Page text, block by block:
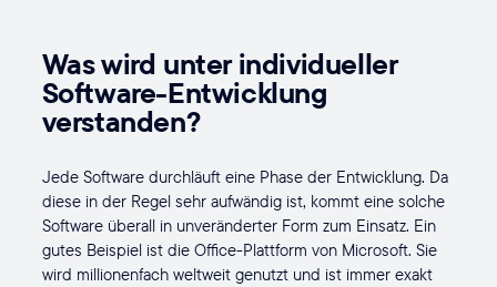
Was wird unter individueller
Software-Entwicklung
verstanden?
Jede Software durchläuft eine Phase der Entwicklung. Da
diese in der Regel sehr aufwändig ist, kommt eine solche
Software überall in unveränderter Form zum Einsatz. Ein
gutes Beispiel ist die Office-Plattform von Microsoft. Sie
wird millionenfach weltweit genutzt und ist immer exakt